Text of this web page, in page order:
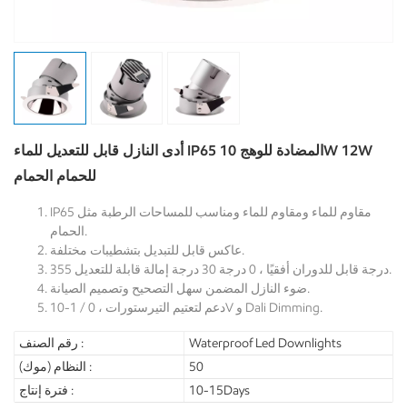
أدى النازل قابل للتعديل للماء IP65 المضادة للوهج 10W 12W
للحمام الحمام
IP65 مقاوم للماء ومقاوم للماء ومناسب للمساحات الرطبة مثل
الحمام.
عاكس قابل للتبديل بتشطيبات مختلفة.
355 درجة قابل للدوران أفقيًا ، 0 درجة 30 درجة إمالة قابلة للتعديل.
ضوء النازل المضمن سهل التصحيح وتصميم الصيانة.
دعم لتعتيم التيرستورات ، 0 / 1-10V و Dali Dimming.
رقم الصنف :
Waterproof Led Downlights
النظام (موك) :
50
فترة إنتاج :
10-15Days